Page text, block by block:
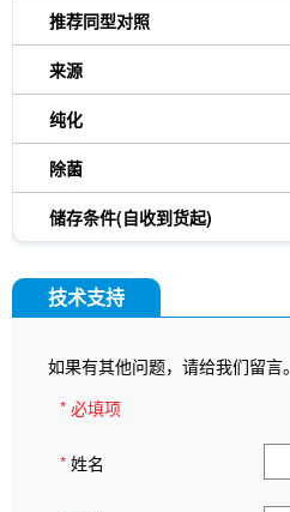
推荐同型对照
来源
纯化
除菌
储存条件(自收到货起)
技术支持
如果有其他问题，请给我们留言。
* 必填项
* 姓名